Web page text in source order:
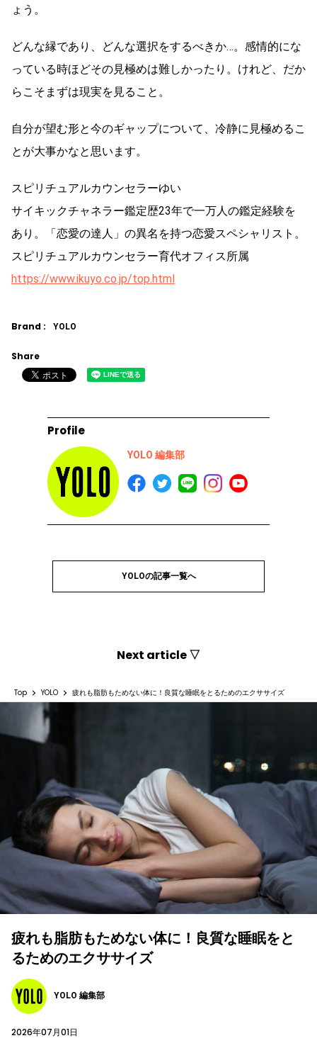
ょう。
どんな縁であり、どんな選択をするべきか…。感情的にな
っている時ほどその見極めは難しかったり。けれど、だか
らこそまずは現実を見ること。
自分が望む形と今のギャップについて、冷静に見極めるこ
とが大事かなと思います。
スピリチュアルカウンセラーゆい
サイキックチャネラー鑑定歴23年で一万人の鑑定経験を
あり。「恋愛の達人」の異名を持つ恋愛スペシャリスト。
スピリチュアルカウンセラー育代オフィス所属
https://www.ikuyo.co.jp/top.html
Brand : YOLO
Share
Profile
YOLO 編集部
YOLOの記事一覧へ
Next article ▽
Top YOLO 疲れも脂肪もためない体に！良質な睡眠をとるためのエクササイズ
疲れも脂肪もためない体に！良質な睡眠をと
るためのエクササイズ
YOLO 編集部
2026年07月01日